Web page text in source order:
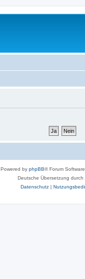
Powered by phpBB® Forum
Deutsche Übersetzung durch
Datenschutz|